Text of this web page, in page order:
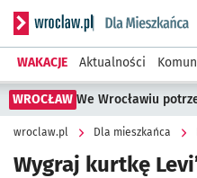
Serwis informacyjny
WAKACJE Aktualności
WROCŁAW We Wrocławiu
wroclaw.pl Dla mieszkańca
Wygraj kurtkę